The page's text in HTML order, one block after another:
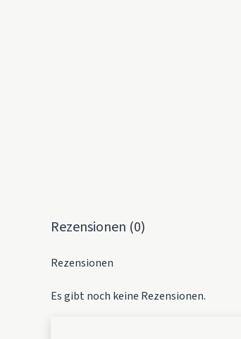
Rezensionen (0)
Rezensionen
Es gibt noch keine Rezensionen.